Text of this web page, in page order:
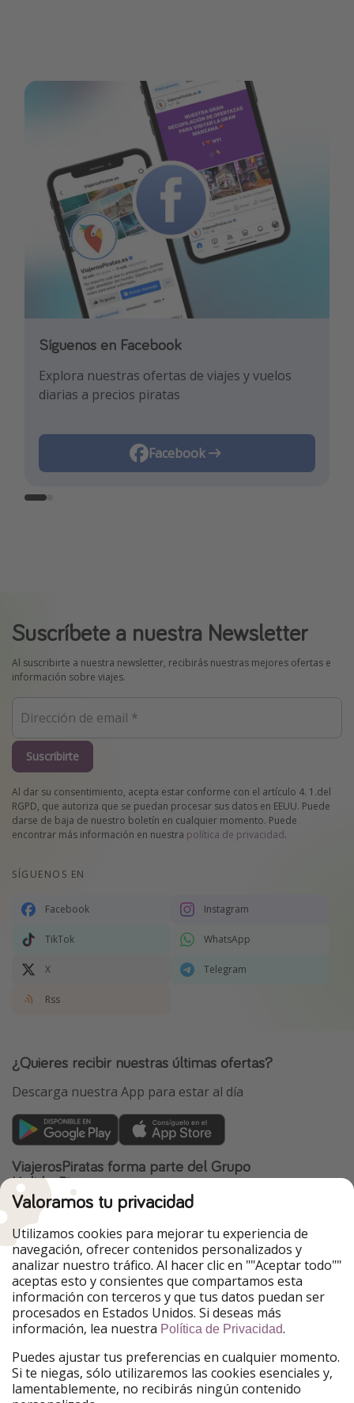
Síguenos en Facebook
Explora nuestras ofertas de viajes y vuelos
diarias a precios piratas
Facebook
Síguenos en TikTok
¡Para enterarte de las mejores ofertas y los
mejores trucos de viaje!
TikTok
Suscríbete a nuestra Newsletter
Al suscribirte a nuestra newsletter, recibirás nuestras mejores ofertas e
información sobre viajes.
Suscribirte
Al dar su consentimiento, acepta estar conforme con el artículo 4. 1.del
RGPD, que autoriza que se puedan procesar sus datos en EEUU. Puede
darse de baja de nuestro boletín en cualquier momento. Puede
encontrar más información en nuestra política de privacidad.
SÍGUENOS EN
Facebook Instagram
TikTok WhatsApp
X Telegram
Rss
¿Quieres recibir nuestras últimas ofertas?
Descarga nuestra App para estar al día
ViajerosPiratas forma parte del Grupo
HolidayPirates
Nuestros mercados
PiratinViaggio
HolidayPirates
VakantiePiraten
WakacyjniPiraci
VoyagesPirates
Ferienpiraten
Urlaubspiraten
Urlaubspiraten
TravelPirates
Nuestro grupo
HolidayPirates Group
Conócenos mejor Información legal
Valoramos tu privacidad
Utilizamos cookies para mejorar tu experiencia de
navegación, ofrecer contenidos personalizados y
analizar nuestro tráfico. Al hacer clic en ""Aceptar todo""
aceptas esto y consientes que compartamos esta
información con terceros y que tus datos puedan ser
procesados en Estados Unidos. Si deseas más
información, lea nuestra Política de Privacidad.
Puedes ajustar tus preferencias en cualquier momento.
Si te niegas, sólo utilizaremos las cookies esenciales y,
lamentablemente, no recibirás ningún contenido